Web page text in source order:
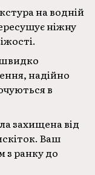
на водній
ніжну
швидко
надійно
в
захищена від
Ваш
з ранку до